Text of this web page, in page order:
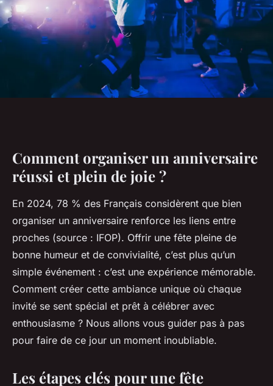
Comment organiser un anniversaire
réussi et plein de joie ?
En 2024, 78 % des Français considèrent que bien
organiser un anniversaire renforce les liens entre
proches (source : IFOP). Offrir une fête pleine de
bonne humeur et de convivialité, c’est plus qu’un
simple événement : c’est une expérience mémorable.
Comment créer cette ambiance unique où chaque
invité se sent spécial et prêt à célébrer avec
enthousiasme ? Nous allons vous guider pas à pas
pour faire de ce jour un moment inoubliable.
Les étapes clés pour une fête